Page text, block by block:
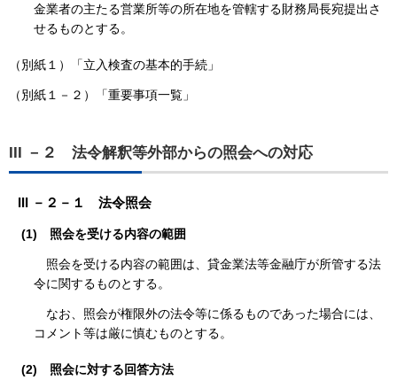
金業者の主たる営業所等の所在地を管轄する財務局長宛提出さ
せるものとする。
（別紙１）「立入検査の基本的手続」
（別紙１－２）「重要事項一覧」
III －２ 法令解釈等外部からの照会への対応
III －２－１ 法令照会
(1) 照会を受ける内容の範囲
照会を受ける内容の範囲は、貸金業法等金融庁が所管する法
令に関するものとする。
なお、照会が権限外の法令等に係るものであった場合には、
コメント等は厳に慎むものとする。
(2) 照会に対する回答方法